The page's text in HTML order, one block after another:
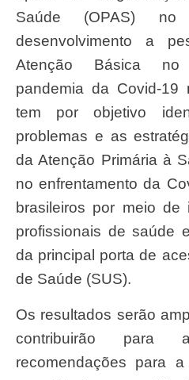
Saúde (OPAS)
desenvolvimento a
Atenção Básica no
pandemia da Covid-19
tem por objetivo
problemas e as
da Atenção Primária à
no enfrentamento da
brasileiros por meio
profissionais de saúde
da principal porta de
de Saúde (SUS).
Os resultados serão amplamente divulgados e
contribuirão para
recomendações para